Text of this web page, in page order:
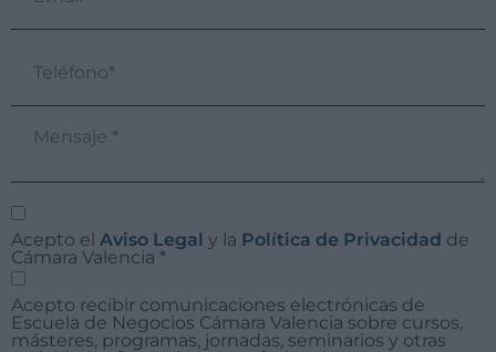
Acepto el Aviso Legal y la Política de Privacidad de
Cámara Valencia *
Acepto recibir comunicaciones electrónicas de
Escuela de Negocios Cámara Valencia sobre cursos,
másteres, programas, jornadas, seminarios y otras